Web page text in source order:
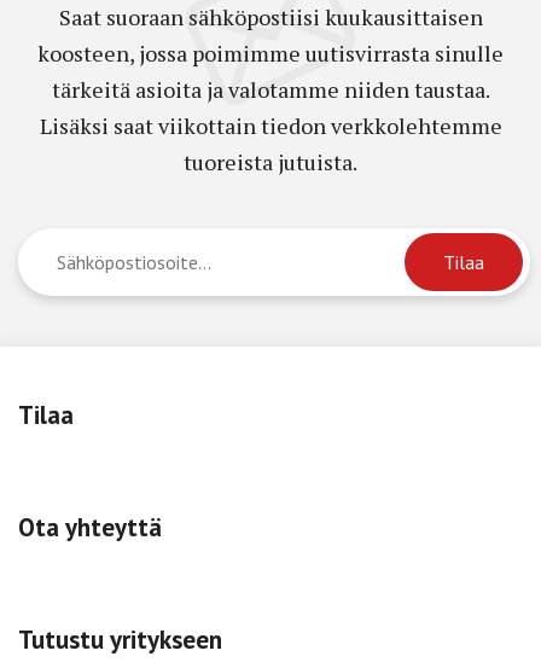
Saat suoraan sähköpostiisi kuukausittaisen
koosteen, jossa poimimme uutisvirrasta sinulle
tärkeitä asioita ja valotamme niiden taustaa.
Lisäksi saat viikottain tiedon verkkolehtemme
tuoreista jutuista.
Tilaa
Ota yhteyttä
Tutustu yritykseen